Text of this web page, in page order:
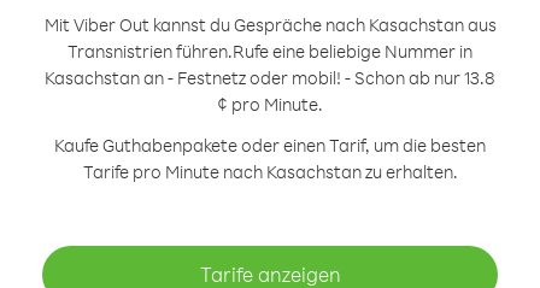
Mit Viber Out kannst du Gespräche nach Kasachstan aus
Transnistrien führen.Rufe eine beliebige Nummer in
Kasachstan an - Festnetz oder mobil! - Schon ab nur 13.8
¢ pro Minute.
Kaufe Guthabenpakete oder einen Tarif, um die besten
Tarife pro Minute nach Kasachstan zu erhalten.
Tarife anzeigen